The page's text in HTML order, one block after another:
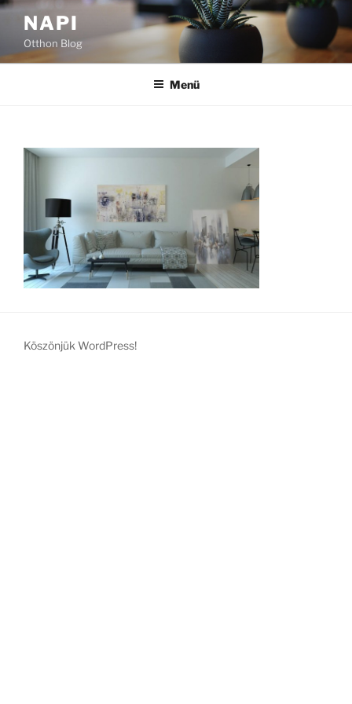
Tartalomhoz
NAPI
Otthon Blog
Menü
Köszönjük WordPress!